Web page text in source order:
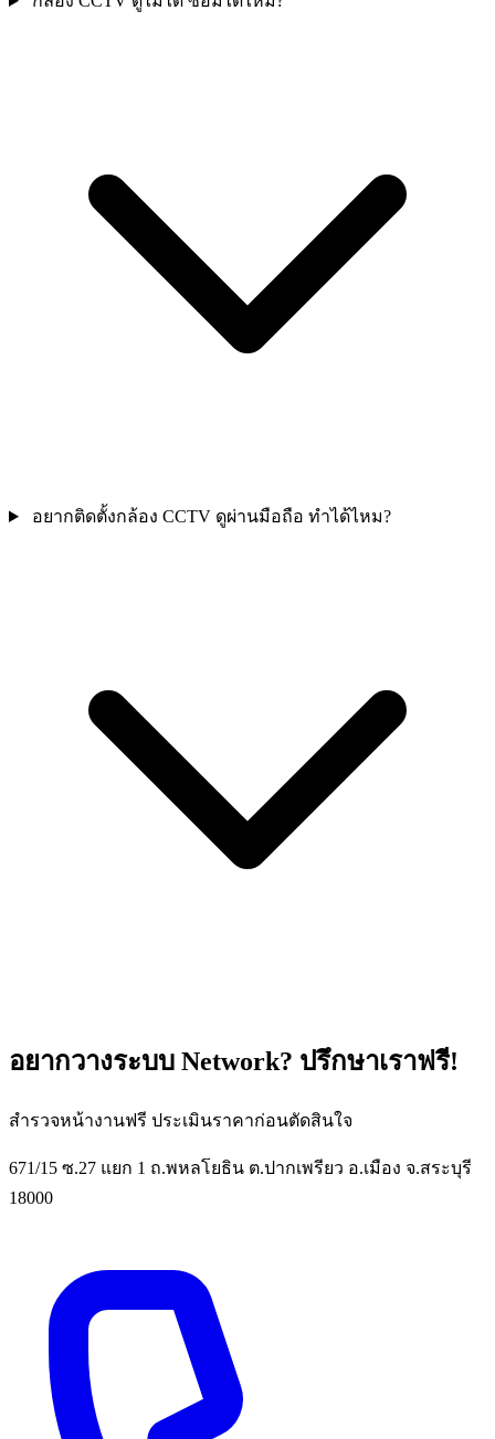
อยากติดตั้งกล้อง CCTV ดูผ่านมือถือ ทำได้ไหม?
อยากวางระบบ Network? ปรึกษาเราฟรี!
สำรวจหน้างานฟรี ประเมินราคาก่อนตัดสินใจ
671/15 ซ.27 แยก 1 ถ.พหลโยธิน ต.ปากเพรียว อ.เมือง จ.สระบุรี
18000